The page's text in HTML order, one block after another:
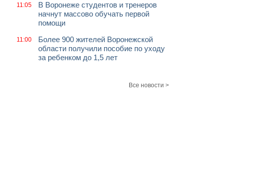
11:05
В Воронеже студентов и тренеров
начнут массово обучать первой
помощи
11:00
Более 900 жителей Воронежской
области получили пособие по уходу
за ребенком до 1,5 лет
Все новости >